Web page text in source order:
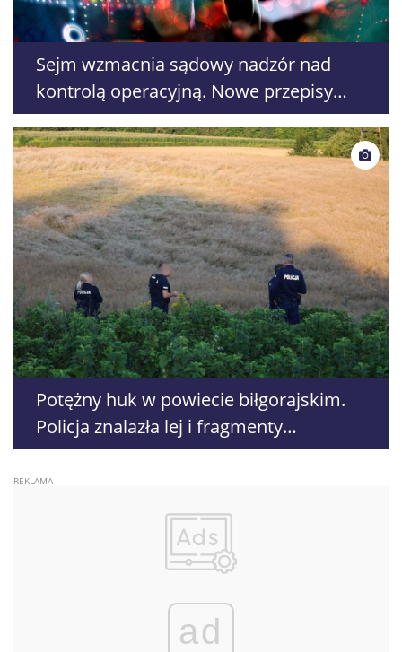
Sejm wzmacnia sądowy nadzór nad
kontrolą operacyjną. Nowe przepisy
trafią do Senatu
Potężny huk w powiecie biłgorajskim.
Policja znalazła lej i fragmenty
niezidentyfikowanego obiektu
ad